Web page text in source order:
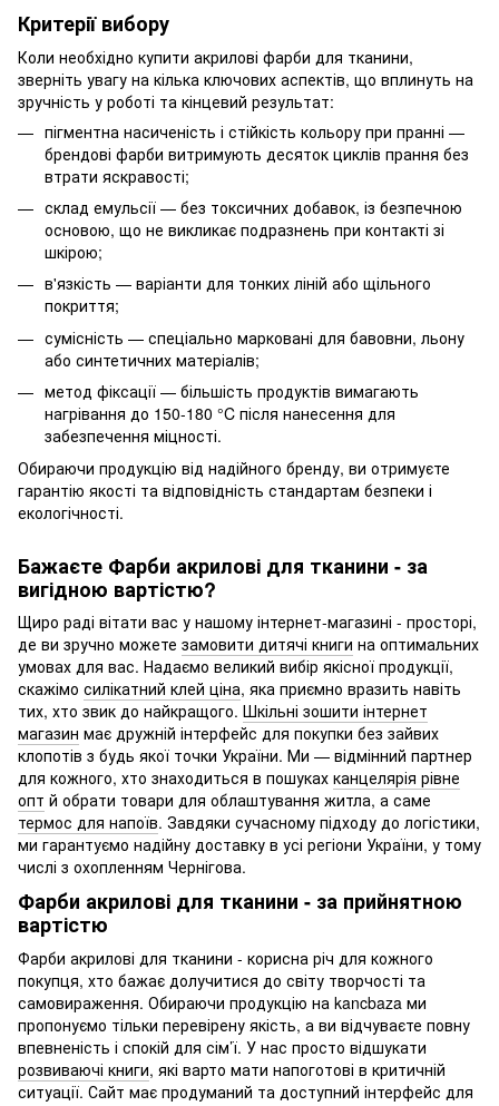
Критерії вибору
Коли необхідно купити акрилові фарби для тканини,
зверніть увагу на кілька ключових аспектів, що вплинуть на
зручність у роботі та кінцевий результат:
пігментна насиченість і стійкість кольору при пранні —
брендові фарби витримують десяток циклів прання без
втрати яскравості;
склад емульсії — без токсичних добавок, із безпечною
основою, що не викликає подразнень при контакті зі
шкірою;
в'язкість — варіанти для тонких ліній або щільного
покриття;
сумісність — спеціально марковані для бавовни, льону
або синтетичних матеріалів;
метод фіксації — більшість продуктів вимагають
нагрівання до 150-180 °C після нанесення для
забезпечення міцності.
Обираючи продукцію від надійного бренду, ви отримуєте
гарантію якості та відповідність стандартам безпеки і
екологічності.
Бажаєте Фарби акрилові для тканини - за
вигідною вартістю?
Щиро раді вітати вас у нашому інтернет-магазині - просторі,
де ви зручно можете замовити дитячі книги на оптимальних
умовах для вас. Надаємо великий вибір якісної продукції,
скажімо силікатний клей ціна, яка приємно вразить навіть
тих, хто звик до найкращого. Шкільні зошити інтернет
магазин має дружній інтерфейс для покупки без зайвих
клопотів з будь якої точки України. Ми — відмінний партнер
для кожного, хто знаходиться в пошуках канцелярія рівне
опт й обрати товари для облаштування житла, а саме
термос для напоїв. Завдяки сучасному підходу до логістики,
ми гарантуємо надійну доставку в усі регіони України, у тому
числі з охопленням Чернігова.
Фарби акрилові для тканини - за прийнятною
вартістю
Фарби акрилові для тканини - корисна річ для кожного
покупця, хто бажає долучитися до світу творчості та
самовираження. Обираючи продукцію на kancbaza ми
пропонуємо тільки перевірену якість, а ви відчуваєте повну
впевненість і спокій для сім’ї. У нас просто відшукати
розвиваючі книги, які варто мати напоготові в критичній
ситуації. Сайт має продуманий та доступний інтерфейс для